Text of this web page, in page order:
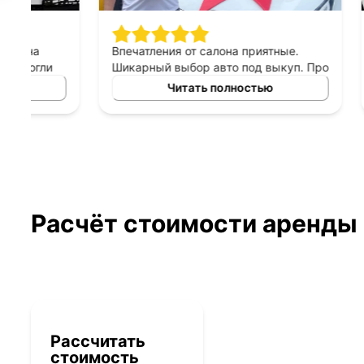
Впечатления от салона приятные.
Шикарный выбор авто под выкуп. Про
персонал могу сказать только
хорошее, приятны в общении,
терпеливые, помогают сделать
Читать полностью
Спасибо
подход к
выборе
выкуп,
который
Расчёт стоимости аренды
Рассчитать
стоимость